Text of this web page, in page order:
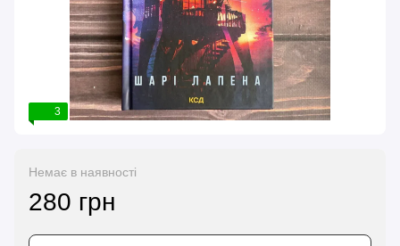
3
Немає в наявності
280 грн